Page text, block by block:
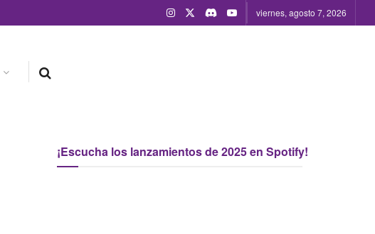
viernes, agosto 7, 2026
¡Escucha los lanzamientos de 2025 en Spotify!